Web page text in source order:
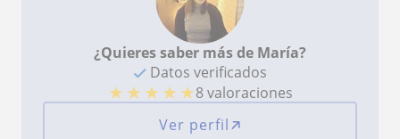
¿Quieres saber más de María?
Datos verificados
★ ★ ★ ★ ★8 valoraciones
Ver perfil